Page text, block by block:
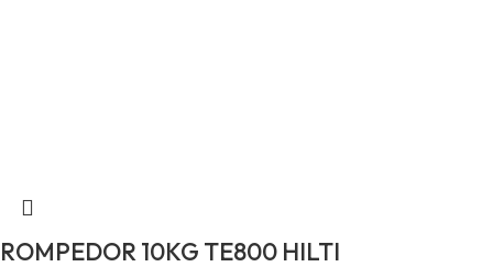
ROMPEDOR 10KG TE800 HILTI